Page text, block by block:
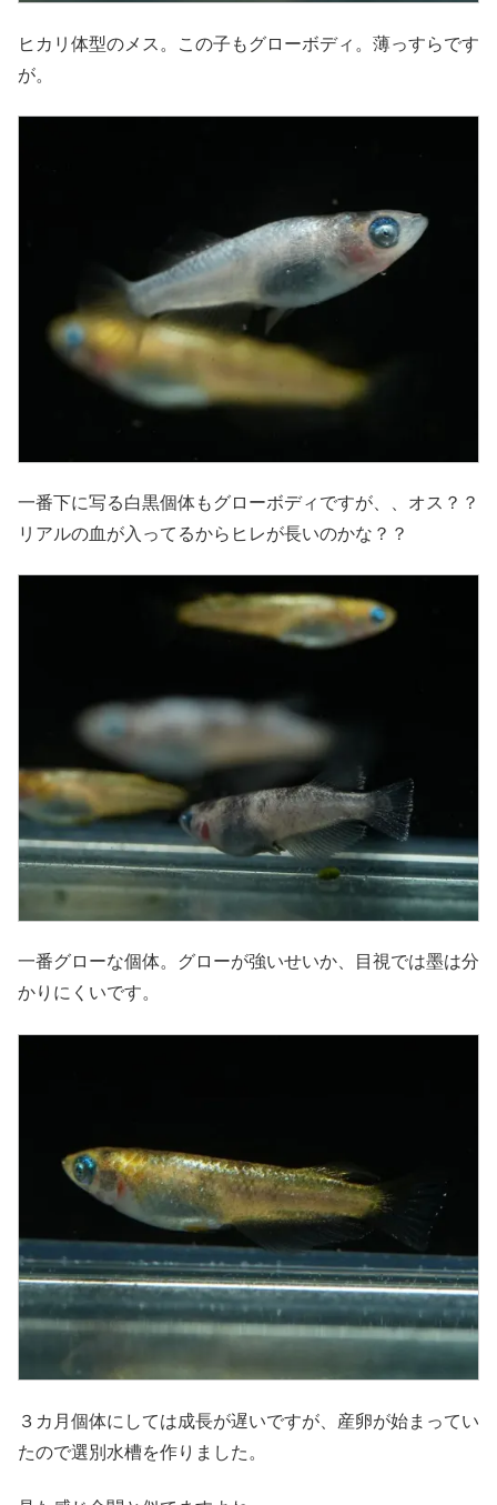
ヒカリ体型のメス。この子もグローボディ。薄っすらです
が。
一番下に写る白黒個体もグローボディですが、、オス？？
リアルの血が入ってるからヒレが長いのかな？？
一番グローな個体。グローが強いせいか、目視では墨は分
かりにくいです。
３カ月個体にしては成長が遅いですが、産卵が始まってい
たので選別水槽を作りました。